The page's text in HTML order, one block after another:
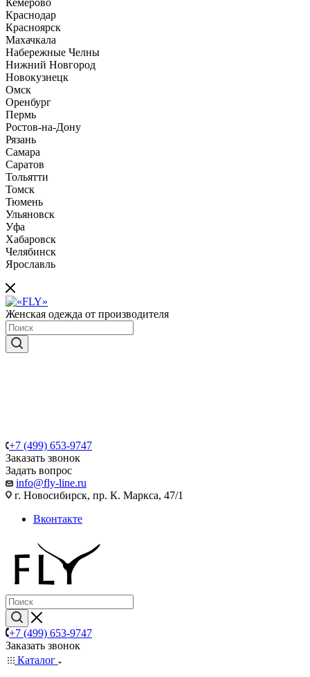
Кемерово
Краснодар
Красноярск
Махачкала
Набережные Челны
Нижний Новгород
Новокузнецк
Омск
Оренбург
Пермь
Ростов-на-Дону
Рязань
Самара
Саратов
Тольятти
Томск
Тюмень
Ульяновск
Уфа
Хабаровск
Челябинск
Ярославль
Женская одежда от производителя
+7 (499) 653-9747
Заказать звонок
Задать вопрос
info@fly-line.ru
г. Новосибирск, пр. К. Маркса, 47/1
Вконтакте
+7 (499) 653-9747
Заказать звонок
Каталог